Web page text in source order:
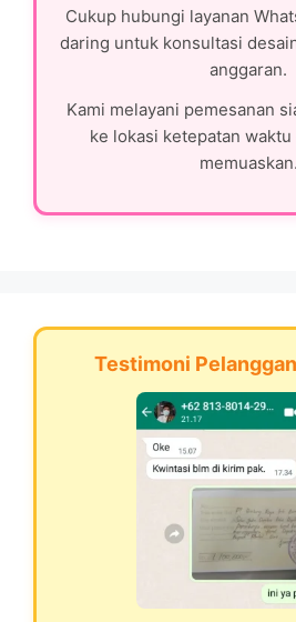
Cukup hubungi layanan
daring untuk konsultasi
anggaran.
Kami melayani pemesanan
ke lokasi ketepatan waktu
memuaskan.
Testimoni